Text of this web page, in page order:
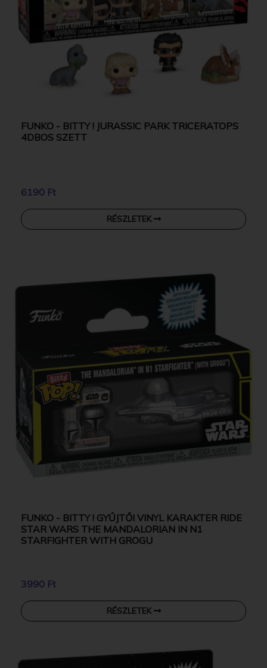
FUNKO - BITTY ! JURASSIC PARK TRICERATOPS
4DBOS SZETT
6190 Ft
RÉSZLETEK
FUNKO - BITTY ! GYŰJTŐI VINYL KARAKTER RIDE
STAR WARS THE MANDALORIAN IN N1
STARFIGHTER WITH GROGU
3990 Ft
RÉSZLETEK